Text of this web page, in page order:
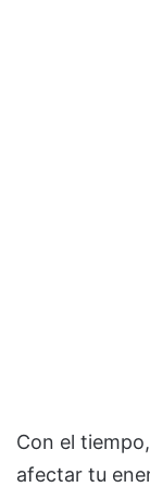
Con el
afectar tu